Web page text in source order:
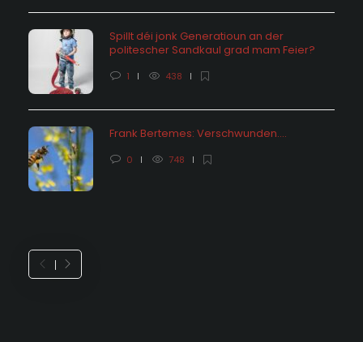
Spillt déi jonk Generatioun an der
politescher Sandkaul grad mam Feier?
1 438
Frank Bertemes: Verschwunden….
0 748